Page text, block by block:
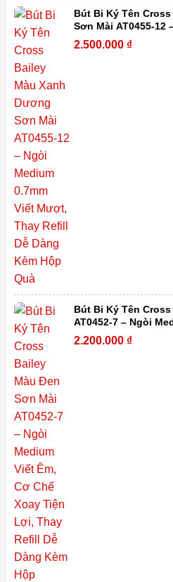
Bút Bi Ký Tên
Sơn Mài AT0455-12
Mượt, Thay Refill Dễ
2.500.000 ₫
Bút Bi Ký Tên
AT0452-7 – Ngòi
Xoay Tiện Lợi, Thay
2.200.000 ₫